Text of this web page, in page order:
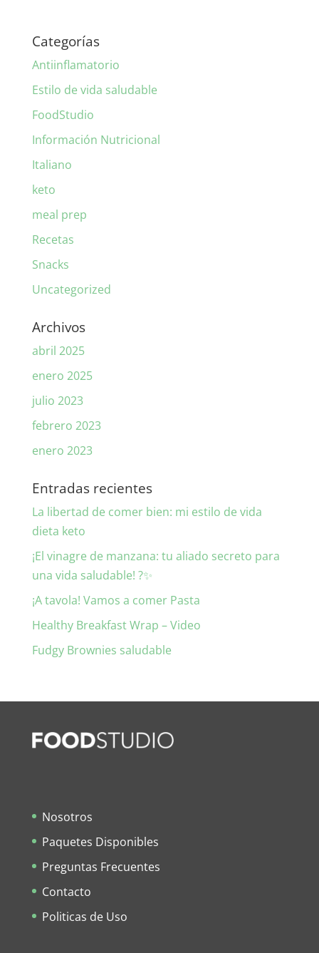
Categorías
Antiinflamatorio
Estilo de vida saludable
FoodStudio
Información Nutricional
Italiano
keto
meal prep
Recetas
Snacks
Uncategorized
Archivos
abril 2025
enero 2025
julio 2023
febrero 2023
enero 2023
Entradas recientes
La libertad de comer bien: mi estilo de vida
dieta keto
¡El vinagre de manzana: tu aliado secreto para
una vida saludable! ?✨
¡A tavola! Vamos a comer Pasta
Healthy Breakfast Wrap – Video
Fudgy Brownies saludable
Nosotros
Paquetes Disponibles
Preguntas Frecuentes
Contacto
Politicas de Uso